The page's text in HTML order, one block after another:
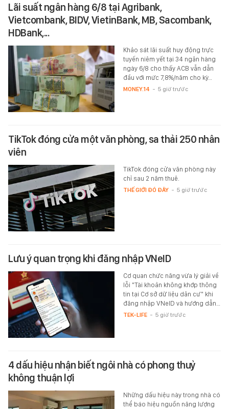
Lãi suất ngân hàng 6/8 tại Agribank,
Vietcombank, BIDV, VietinBank, MB, Sacombank,
HDBank,...
Khảo sát lãi suất huy động trực
tuyến niêm yết tại 34 ngân hàng
ngày 6/8 cho thấy ACB vẫn dẫn
đầu với mức 7,8%/năm cho kỳ…
MONEY.14 - 5 giờ trước
TikTok đóng cửa một văn phòng, sa thải 250 nhân
viên
TikTok đóng cửa văn phòng này
chỉ sau 2 năm thuê.
THẾ GIỚI ĐÓ ĐÂY - 5 giờ trước
Lưu ý quan trọng khi đăng nhập VNeID
Cơ quan chức năng vừa lý giải về
lỗi "Tài khoản không khớp thông
tin tại Cơ sở dữ liệu dân cư" khi
đăng nhập VNeID và hướng dẫn…
TEK-LIFE - 5 giờ trước
4 dấu hiệu nhận biết ngôi nhà có phong thuỷ
không thuận lợi
Những dấu hiệu này trong nhà có
thể báo hiệu nguồn năng lượng